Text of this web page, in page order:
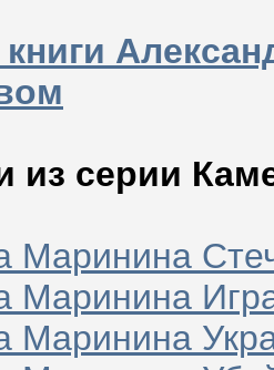
книги
из серии
Маринина
Маринина
Маринина